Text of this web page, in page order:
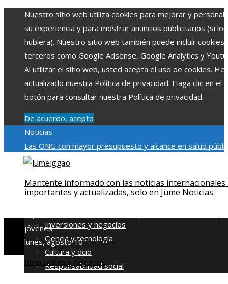
Nuestro sitio web utiliza cookies para mejorar y
su experiencia y para mostrar anuncios publicitarios (si los
hubiera). Nuestro sitio web también puede incluir cookies
terceros como Google Adsense, Google Analytics y
Al utilizar el sitio web, usted acepta el uso de cookies.
actualizado nuestra Política de privacidad. Haga clic en el
botón para consultar nuestra Política de privacidad.
De acuerdo, acepto
Noticias
Las ONG con mayor presupuesto y alcance en salud
educaciónImpacto económico y social de la estacionalidad
impacto en la regulación bancariaCómo la RSE impulsa el
desarrollo social y ambiental en comunidades chilenas
jóvenes
lunes, agosto 10
Mantente informado con las noticias internacionales
importantes y actualizadas, solo en Jume Noticias
Inversiones y negocios
Ciencia y tecnología
Cultura y ocio
Responsabilidad social
Inversiones y negocios